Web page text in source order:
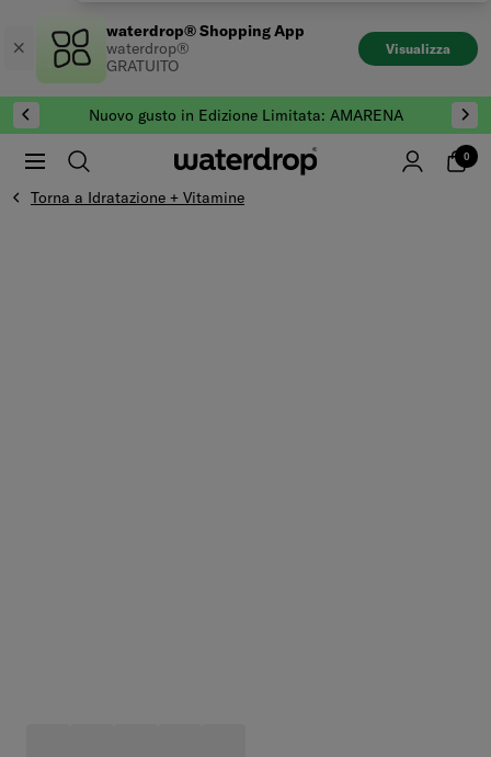
contenuto
waterdrop® Shopping App
waterdrop®
GRATUITO
Visualizza
Nuovo gusto in Edizione Limitata: AMARENA
0
Torna a Idratazione + Vitamine